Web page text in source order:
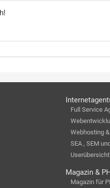
Full Service
Webhosting
SEA , SEM
Userübersicht
Magazin &
Magazin für